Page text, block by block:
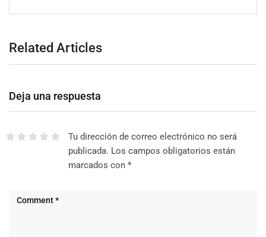
Related Articles
Deja una respuesta
Tu dirección de correo electrónico no será
publicada. Los campos obligatorios están
marcados con *